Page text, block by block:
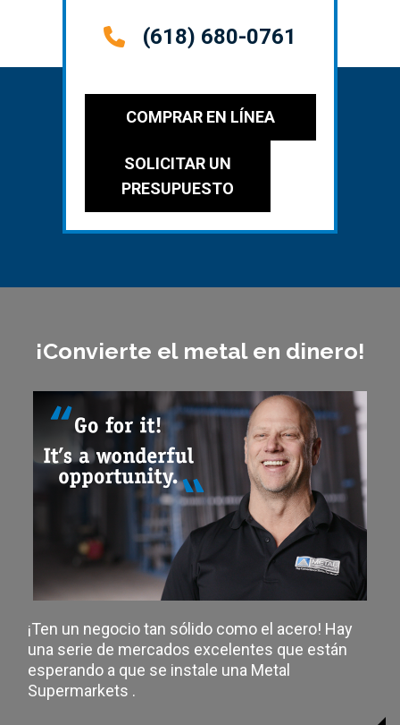
(618) 680-0761
COMPRAR EN LÍNEA
SOLICITAR UN
PRESUPUESTO
¡Convierte el metal en dinero!
¡Ten un negocio tan sólido como el acero! Hay
una serie de mercados excelentes que están
esperando a que se instale una Metal
Supermarkets .